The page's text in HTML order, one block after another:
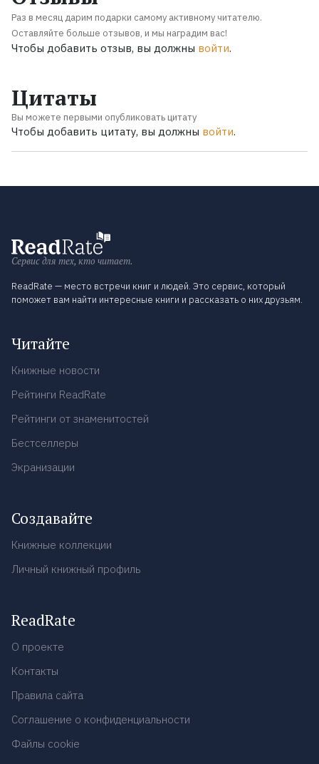
Раз в месяц дарим подарки самому активному читателю.
Оставляйте больше отзывов, и мы наградим вас!
Чтобы добавить отзыв, вы должны войти.
Цитаты
Вы можете первыми опубликовать цитату
Чтобы добавить цитату, вы должны войти.
Сервис для тех, кто читает.
ReadRate — место встречи книг и людей. Это сервис, который
поможет вам найти интересные книги и рассказать о них друзьям.
Читайте
Книжные новости
Рейтинги ReadRate
Рейтинги от знаменитостей
Бестселлеры
Экранизации
Создавайте
Книжные коллекции
Личный книжный профиль
ReadRate
О проекте
Контакты
Правила сайта
Соглашение о конфиденциальности
Файлы cookie